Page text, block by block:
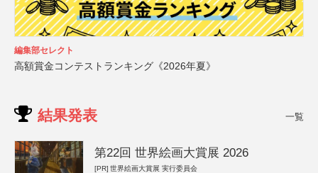
編集部セレクト
高額賞金コンテストランキング《2026年夏》
結果発表 一覧
第22回 世界絵画大賞展 2026
[PR] 世界絵画大賞展 実行委員会